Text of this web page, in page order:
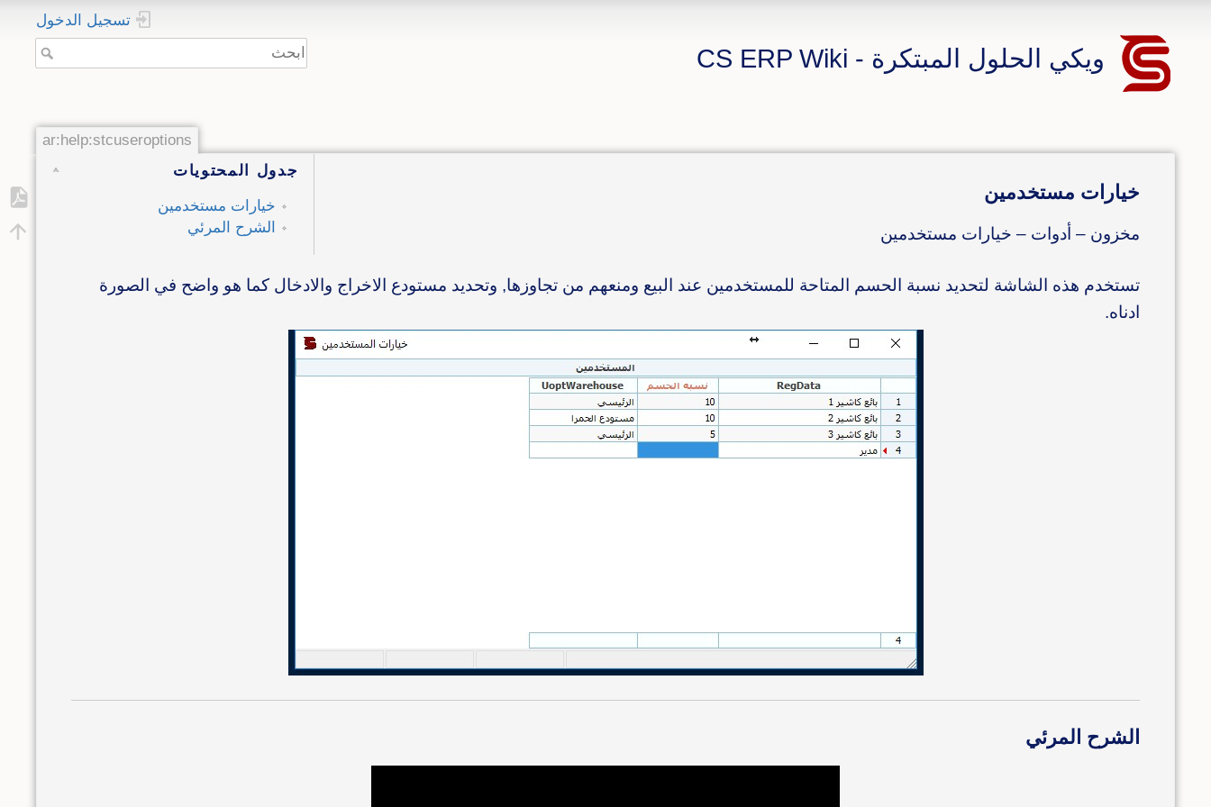
ويكي الحلول المبتكرة - CS ERP Wiki
تسجيل الدخول
ar:help:stcuseroptions
جدول المحتويات
خيارات مستخدمين
الشرح المرئي
خيارات مستخدمين
مخزون – أدوات – خيارات مستخدمين
تستخدم هذه الشاشة لتحديد نسبة الحسم المتاحة للمستخدمين عند البيع ومنعهم من تجاوزها, وتحديد مستودع الاخراج والادخال كما هو واضح في الصورة
ادناه.
الشرح المرئي